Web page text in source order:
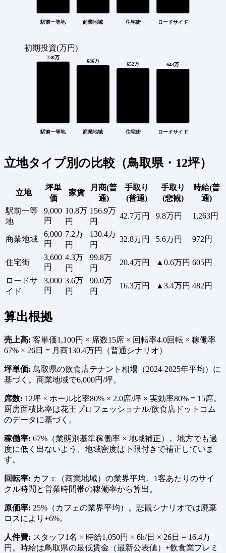
駅前一等地 商業地域 住宅街 ロードサイド
初期投資(万円)
730万
駅前一等地
686万
商業地域
652万
住宅街
643万
ロードサイド
立地タイプ別の比較（鳥取県・12坪）
立地
坪単
価
家賃
月商(普
通)
手取り
(普通)
手取り
(悲観)
時給(普
通)
駅前一等
地
9,000
円
10.8万
円
156.9万
円
42.7万円 9.8万円 1,263円
商業地域
6,000
円
7.2万
円
130.4万
円
32.8万円 5.6万円 972円
住宅街
3,600
円
4.3万
円
99.8万
円
20.4万円 ▲0.6万円 605円
ロードサ
イド
3,000
円
3.6万
円
90.0万
円
16.3万円 ▲3.4万円 482円
算出根拠
売上高: 客単価1,100円 × 席数15席 × 回転率4.0回転 × 稼働率
67% × 26日 = 月商130.4万円（普通シナリオ）
坪単価: 鳥取県の飲食店テナント相場（2024-2025年平均）に
基づく。商業地域で6,000円/坪。
席数: 12坪 × ホール比率80% × 2.0席/坪 × 実効率80% = 15席。
厨房面積比率は花王プロフェッショナル/飲食店ドットコム
のデータに基づく。
稼働率: 67%（業態別基準稼働率 × 地域補正）。地方でも過
度に低く出ないよう、地域密度は下限付きで補正していま
す。
回転率: カフェ（商業地域）の業界平均。1客あたりのサイ
クル時間と営業時間帯の稼働率から算出。
原価率: 25%（カフェの業界平均）。悲観シナリオでは廃棄
ロスにより+6%。
人件費: スタッフ1名 × 時給1,050円 × 6h/日 × 26日 = 16.4万
円。時給は鳥取県の最低賃金（最新公表値）+飲食業プレミ